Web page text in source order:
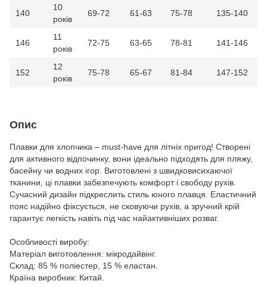
140
10
років
69-72 61-63 75-78 135-140
146
11
років
72-75 63-65 78-81 141-146
152
12
років
75-78 65-67 81-84 147-152
Опис
Плавки для хлопчика – must-have для літніх пригод! Створені
для активного відпочинку, вони ідеально підходять для пляжу,
басейну чи водних ігор. Виготовлені з швидковисихаючої
тканини, ці плавки забезпечують комфорт і свободу рухів.
Сучасний дизайн підкреслить стиль юного плавця. Еластичний
пояс надійно фіксується, не сковуючи рухів, а зручний крій
гарантує легкість навіть під час найактивніших розваг.
Особливості виробу:
Матеріал виготовлення: мікродайвінг.
Склад: 85 % поліестер, 15 % еластан.
Країна виробник: Китай.